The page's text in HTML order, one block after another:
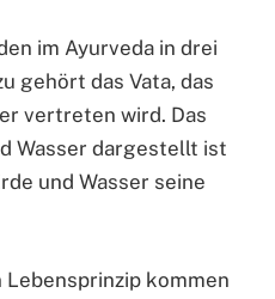
im Ayurveda in drei
gehört das Vata, das
vertreten wird. Das
Wasser dargestellt ist
und Wasser seine
Lebensprinzip kommen